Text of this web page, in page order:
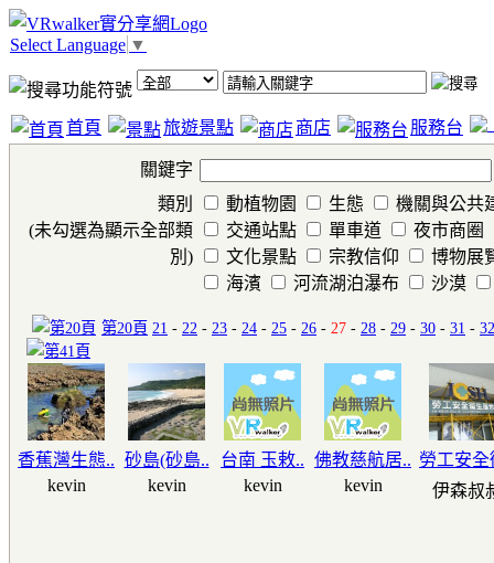
Select Language ▼
首頁 旅遊景點 商店 服務台
關鍵字
類別
(未勾選為顯示全部類
別)
動植物園 生態
機關與公共
交通站點
單車道
夜市商圈
文化景點
宗教信仰
博物展
海濱
河流湖泊瀑布 沙漠
第20頁 21 - 22 - 23 - 24 - 25 - 26 - 27 - 28 - 29 - 30 - 31 - 32
香蕉灣生態..
kevin
砂島(砂島..
kevin
台南 玉敕..
kevin
佛教慈航居..
kevin
勞工安全
伊森叔